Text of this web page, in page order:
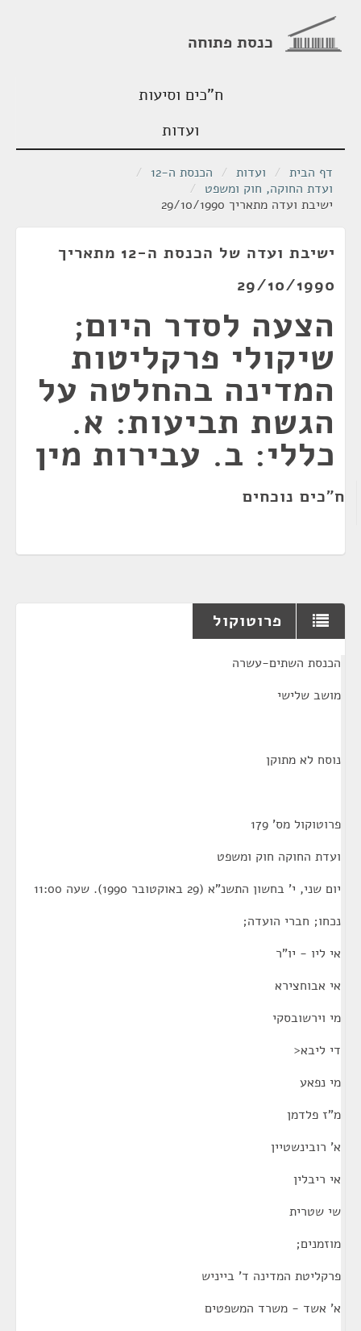
כנסת פתוחה
ח"כים וסיעות
ועדות
דף הבית / ועדות / הכנסת ה-12
/
ועדת החוקה, חוק ומשפט /
ישיבת ועדה מתאריך 29/10/1990
ישיבת ועדה של הכנסת ה-12 מתאריך
29/10/1990
הצעה לסדר היום;
שיקולי פרקליטות
המדינה בהחלטה על
הגשת תביעות: א.
כללי: ב. עבירות מין
ח"כים נוכחים
פרוטוקול
הכנסת השתים-עשרה
מושב שלישי
נוסח לא מתוקן
פרוטוקול מס' 179
ועדת החוקה חוק ומשפט
יום שני, י' בחשון התשנ"א (29 באוקטובר 1990). שעה 11:00
נכחו; חברי הועדה;
אי ליו - יו"ר
אי אבוחצירא
מי וירשובסקי
די ליבא<
מי נפאע
מ"ז פלדמן
א' רובינשטיין
אי ריבלין
שי שטרית
מוזמנים;
פרקליטת המדינה ד' בייניש
א' אשד - משרד המשפטים